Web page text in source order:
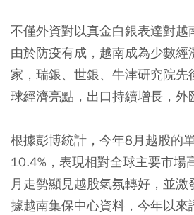
不僅外資對以真金白銀表達對越
由於防疫有成，越南成為少數經
家，瑞銀、世銀、牛津研究院先
球經濟亮點，出口持續增長，外
根據彭博統計，今年8月越股的
10.4%，表現相對全球主要市場
月走勢顯見越股氣氛轉好，並
據越南集保中心資料，今年以來